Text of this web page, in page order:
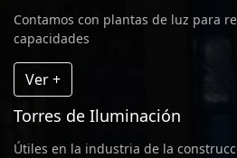
Contamos con plantas de luz para
capacidades
Ver +
Torres de Iluminación
Útiles en la industria de la